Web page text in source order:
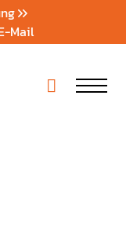
Mail